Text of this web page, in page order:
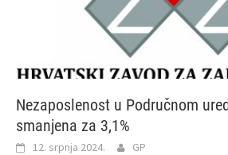
Nezaposlenost u Područnom
smanjena za 3,1%
12. srpnja 2024. GP